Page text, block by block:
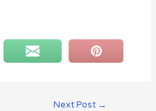
Next Post →